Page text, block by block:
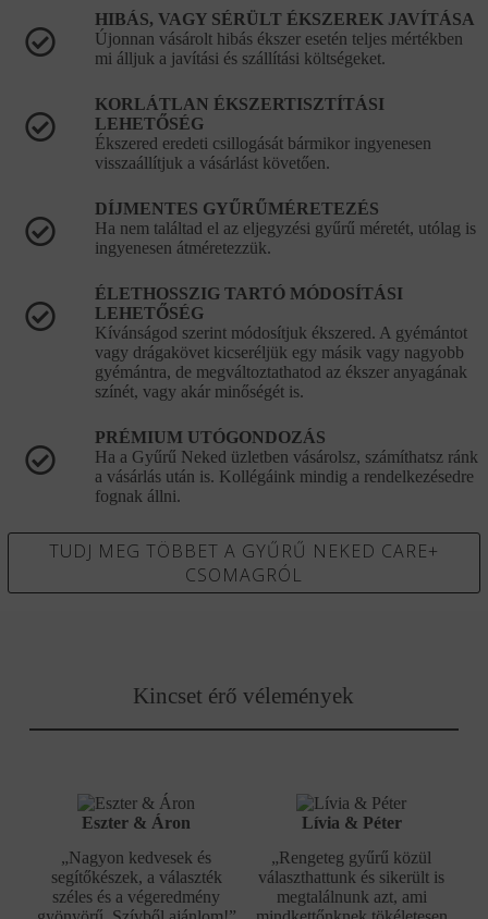
HIBÁS, VAGY SÉRÜLT ÉKSZEREK JAVÍTÁSA
Újonnan vásárolt hibás ékszer esetén teljes mértékben
mi álljuk a javítási és szállítási költségeket.
KORLÁTLAN ÉKSZERTISZTÍTÁSI
LEHETŐSÉG
Ékszered eredeti csillogását bármikor ingyenesen
visszaállítjuk a vásárlást követően.
DÍJMENTES GYŰRŰMÉRETEZÉS
Ha nem találtad el az eljegyzési gyűrű méretét, utólag is
ingyenesen átméretezzük.
ÉLETHOSSZIG TARTÓ MÓDOSÍTÁSI
LEHETŐSÉG
Kívánságod szerint módosítjuk ékszered. A gyémántot
vagy drágakövet kicseréljük egy másik vagy nagyobb
gyémántra, de megváltoztathatod az ékszer anyagának
színét, vagy akár minőségét is.
PRÉMIUM UTÓGONDOZÁS
Ha a Gyűrű Neked üzletben vásárolsz, számíthatsz ránk
a vásárlás után is. Kollégáink mindig a rendelkezésedre
fognak állni.
TUDJ MEG TÖBBET A GYŰRŰ NEKED CARE+
CSOMAGRÓL
Kincset érő vélemények
Eszter & Áron
„Nagyon kedvesek és
segítőkészek, a választék
széles és a végeredmény
Lívia & Péter
„Rengeteg gyűrű közül
választhattunk és sikerült is
megtalálnunk azt, ami